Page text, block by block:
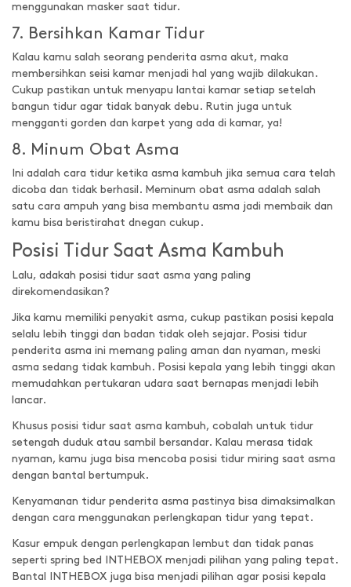
menggunakan masker saat tidur.
7. Bersihkan Kamar Tidur
Kalau kamu salah seorang penderita asma akut, maka
membersihkan seisi kamar menjadi hal yang wajib dilakukan.
Cukup pastikan untuk menyapu lantai kamar setiap setelah
bangun tidur agar tidak banyak debu. Rutin juga untuk
mengganti gorden dan karpet yang ada di kamar, ya!
8. Minum Obat Asma
Ini adalah cara tidur ketika asma kambuh jika semua cara telah
dicoba dan tidak berhasil. Meminum obat asma adalah salah
satu cara ampuh yang bisa membantu asma jadi membaik dan
kamu bisa beristirahat dnegan cukup.
Posisi Tidur Saat Asma Kambuh
Lalu, adakah posisi tidur saat asma yang paling
direkomendasikan?
Jika kamu memiliki penyakit asma, cukup pastikan posisi kepala
selalu lebih tinggi dan badan tidak oleh sejajar. Posisi tidur
penderita asma ini memang paling aman dan nyaman, meski
asma sedang tidak kambuh. Posisi kepala yang lebih tinggi akan
memudahkan pertukaran udara saat bernapas menjadi lebih
lancar.
Khusus posisi tidur saat asma kambuh, cobalah untuk tidur
setengah duduk atau sambil bersandar. Kalau merasa tidak
nyaman, kamu juga bisa mencoba posisi tidur miring saat asma
dengan bantal bertumpuk.
Kenyamanan tidur penderita asma pastinya bisa dimaksimalkan
dengan cara menggunakan perlengkapan tidur yang tepat.
Kasur empuk dengan perlengkapan lembut dan tidak panas
seperti spring bed INTHEBOX menjadi pilihan yang paling tepat.
Bantal INTHEBOX juga bisa menjadi pilihan agar posisi kepala